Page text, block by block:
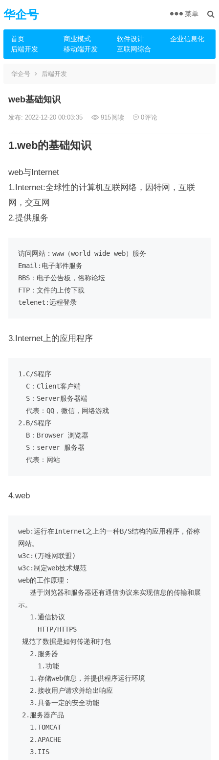
华企号
首页 商业模式 软件设计
企业信息化
后端开发
移动端开发 互联网综合
菜单
华企号 后端开发
web基础知识
发布: 2022-12-20 00:03:35 915阅读 0评论
1.web的基础知识
web与Internet
1.Internet:全球性的计算机互联网络，因特网，互联
网，交互网
2.提供服务
访问网站：www（world wide web）服务
Email:电子邮件服务
BBS：电子公告板，俗称论坛
FTP：文件的上传下载
telenet:远程登录
3.Internet上的应用程序
1.C/S程序
C：Client客户端
S：Server服务器端
代表：QQ，微信，网络游戏
2.B/S程序
B：Browser 浏览器
S：server 服务器
代表：网站
4.web
web:运行在Internet之上的一种B/S结构的应用程序，俗称
网站。
w3c:(万维网联盟)
w3c:制定web技术规范
web的工作原理：
基于浏览器和服务器还有通信协议来实现信息的传输和展
示。
1.通信协议
HTTP/HTTPS
规范了数据是如何传递和打包
2.服务器
1.功能
1.存储web信息，并提供程序运行环境
2.接收用户请求并给出响应
3.具备一定的安全功能
2.服务器产品
1.TOMCAT
2.APACHE
3.IIS